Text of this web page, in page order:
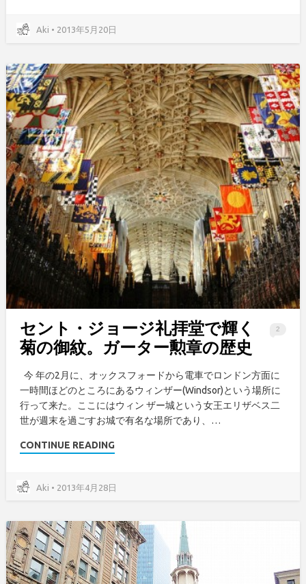
Aki • 2013年5月20日
2
セント・ジョージ礼拝堂で輝く
菊の御紋。ガーター勲章の歴史
今 年の2月に、オックスフォードから電車でロンドン方面に
一時間ほどのところにあるウィンザー(Windsor)という場所に
行って来た。ここにはウィン ザー城という女王エリザベス二
世が週末を過ごすお城で有名な場所であり、…
CONTINUE READING
Aki • 2013年4月28日